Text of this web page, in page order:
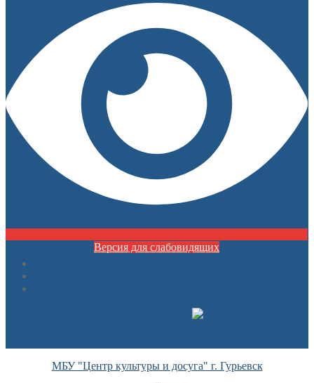
Версия для слабовидящих
МБУ "Центр культуры и досуга" г. Гурьевск